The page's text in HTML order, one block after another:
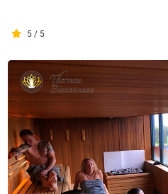
5 / 5